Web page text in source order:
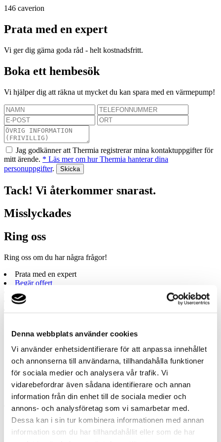
Denna webbplats använder cookies
Vi använder enhetsidentifierare för att anpassa innehållet
och annonserna till användarna, tillhandahålla funktioner
för sociala medier och analysera vår trafik. Vi
vidarebefordrar även sådana identifierare och annan
information från din enhet till de sociala medier och
annons- och analysföretag som vi samarbetar med.
Dessa kan i sin tur kombinera informationen med annan
information som du har tillhandahållit eller som de har
146 caverion
Prata med en expert
Vi ger dig gärna goda råd - helt kostnadsfritt.
Boka ett hembesök
Vi hjälper dig att räkna ut mycket du kan spara med en värmepump!
Jag godkänner att Thermia registrerar mina kontaktuppgifter för
mitt ärende. * Läs mer om hur Thermia hanterar dina
personuppgifter.
Tack! Vi återkommer snarast.
Misslyckades
Ring oss
Ring oss om du har några frågor!
Prata med en expert
Begär offert
Kontakta mig
Boka hembesök
Prata med en expert
Kontakta mig
Boka hembesök
Ring oss